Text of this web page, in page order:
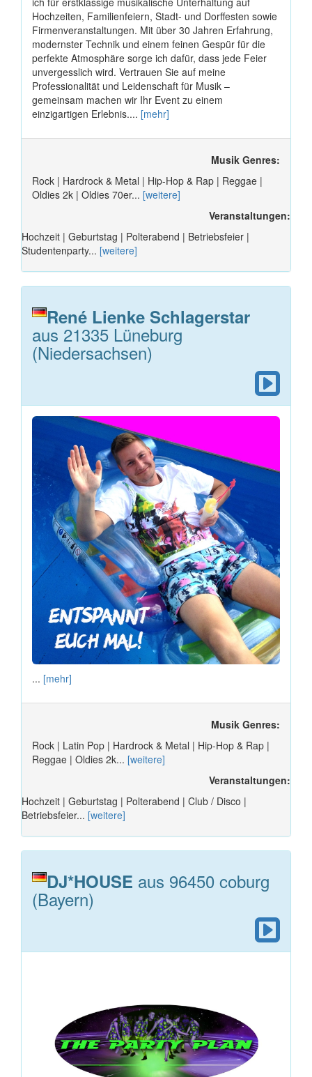
Hochzeiten, Familienfeiern, Stadt- und Dorffesten sowie
Firmenveranstaltungen. Mit über 30 Jahren Erfahrung,
modernster Technik und einem feinen Gespür für die
perfekte Atmosphäre sorge ich dafür, dass jede Feier
unvergesslich wird. Vertrauen Sie auf meine
Professionalität und Leidenschaft für Musik –
gemeinsam machen wir Ihr Event zu einem
einzigartigen Erlebnis.... [mehr]
Musik Genres:
Rock | Hardrock & Metal | Hip-Hop & Rap | Reggae |
Oldies 2k | Oldies 70er... [weitere]
Veranstaltungen:
Hochzeit | Geburtstag | Polterabend | Betriebsfeier |
Studentenparty... [weitere]
René Lienke Schlagerstar
aus 21335 Lüneburg
(Niedersachsen)
... [mehr]
Musik Genres:
Rock | Latin Pop | Hardrock & Metal | Hip-Hop & Rap |
Reggae | Oldies 2k... [weitere]
Veranstaltungen:
Hochzeit | Geburtstag | Polterabend | Club / Disco |
Betriebsfeier... [weitere]
DJ*HOUSE aus 96450 coburg
(Bayern)